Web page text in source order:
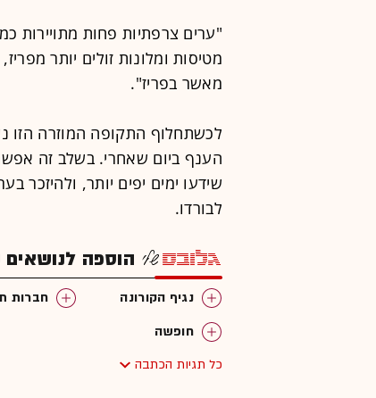
"ערים צרפתיות פחות מתויירות
מטיסות ומלונות זולים יותר
מאשר בפריז".
לכשתחלוף התקופה המוזרה הזו
הענף ביום שאחרי. בשלב זה
שידעו ימים יפים יותר, ולהיזכר
לבורדו.
הוספה לנושאים
נגיף הקורונה חברות
חופשה
כל תגיות הכתבה